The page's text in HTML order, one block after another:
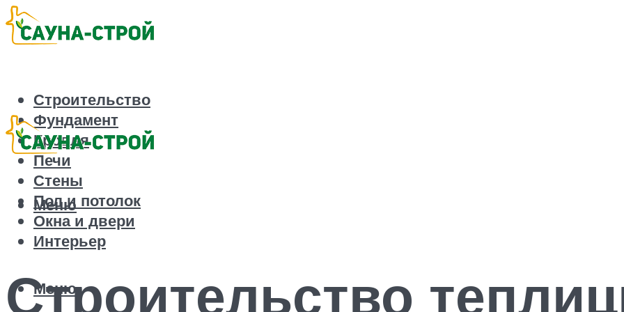
Строительство
Фундамент
Кровля
Печи
Стены
Пол и потолок
Окна и двери
Интерьер
Меню
Меню
Строительство